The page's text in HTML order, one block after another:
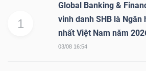
1
Global Banking &
vinh danh SHB là
nhất Việt Nam năm
03/08 16:54